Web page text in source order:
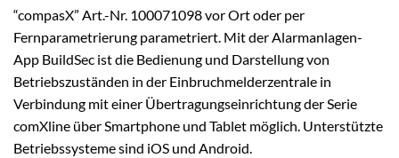
“compasX” Art.-Nr. 100071098 vor Ort oder per
Fernparametrierung parametriert. Mit der Alarmanlagen-
App BuildSec ist die Bedienung und Darstellung von
Betriebszuständen in der Einbruchmelderzentrale in
Verbindung mit einer Übertragungseinrichtung der Serie
comXline über Smartphone und Tablet möglich. Unterstützte
Betriebssysteme sind iOS und Android.